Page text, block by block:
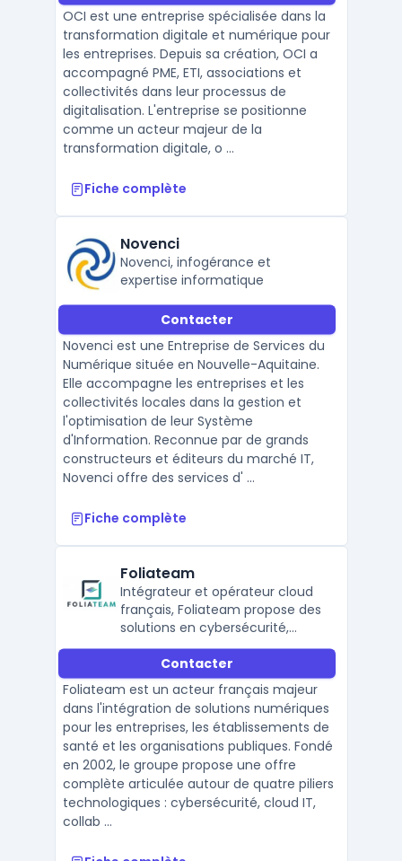
OCI est une entreprise spécialisée dans la
transformation digitale et numérique pour
les entreprises. Depuis sa création, OCI a
accompagné PME, ETI, associations et
collectivités dans leur processus de
digitalisation. L'entreprise se positionne
comme un acteur majeur de la
transformation digitale, o ...
Fiche complète
Novenci
Novenci, infogérance et
expertise informatique
Contacter
Novenci est une Entreprise de Services du
Numérique située en Nouvelle-Aquitaine.
Elle accompagne les entreprises et les
collectivités locales dans la gestion et
l'optimisation de leur Système
d'Information. Reconnue par de grands
constructeurs et éditeurs du marché IT,
Novenci offre des services d' ...
Fiche complète
Foliateam
Intégrateur et opérateur cloud
français, Foliateam propose des
solutions en cybersécurité,
cloud IT, collaboration et
réseaux pour accompagner les
entreprises dans leur
transformation numérique.
Contacter
Foliateam est un acteur français majeur
dans l'intégration de solutions numériques
pour les entreprises, les établissements de
santé et les organisations publiques. Fondé
en 2002, le groupe propose une offre
complète articulée autour de quatre piliers
technologiques : cybersécurité, cloud IT,
collab ...